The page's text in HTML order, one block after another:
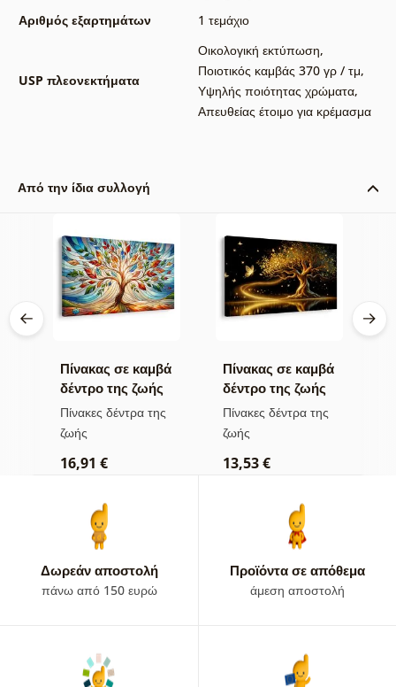
Αριθμός εξαρτημάτων
1 τεμάχιο
USP πλεονεκτήματα
Οικολογική εκτύπωση,
Ποιοτικός καμβάς 370 γρ / τμ,
Υψηλής ποιότητας χρώματα,
Απευθείας έτοιμο για κρέμασμα
Από την ίδια συλλογή
Πίνακας σε καμβά
δέντρο της ζωής
σε πολύχρωμο
βιτρό
Πίνακες δέντρα της
ζωής
16,91 €
Πίνακας σε καμβά
δέντρο της ζωής
χρυσή μαγεία
Πίνακες δέντρα της
ζωής
13,53 €
Δωρεάν αποστολή
πάνω από 150 ευρώ
Προϊόντα σε απόθεμα
άμεση αποστολή